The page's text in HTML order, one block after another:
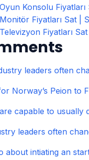
Konsolu Fiyatları
Fiyatları Sat |
Fiyatları
leaders often
Norway’s Peion to
capable to usually
leaders often
about intiating an